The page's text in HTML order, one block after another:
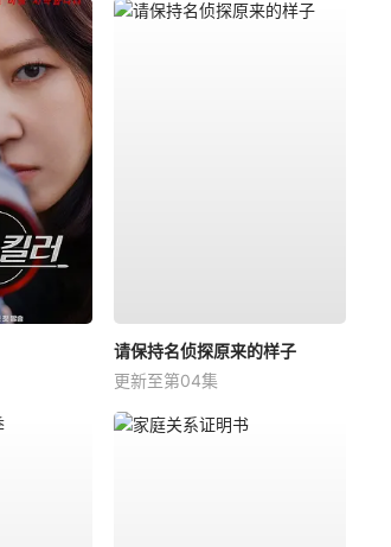
请保持名侦探原来的样子
更新至第04集